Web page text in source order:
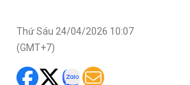
Thứ Sáu 24/04/2026 10:07
(GMT+7)